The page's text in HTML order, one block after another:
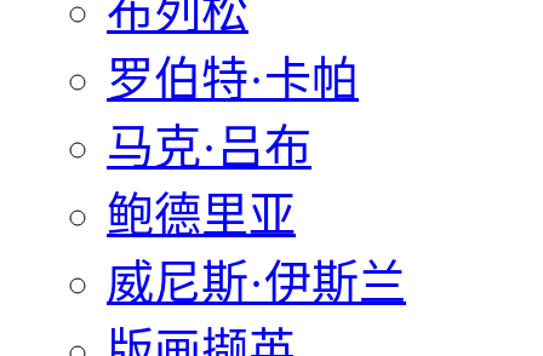
布列松
罗伯特·卡帕
马克·吕布
鲍德里亚
威尼斯·伊斯兰